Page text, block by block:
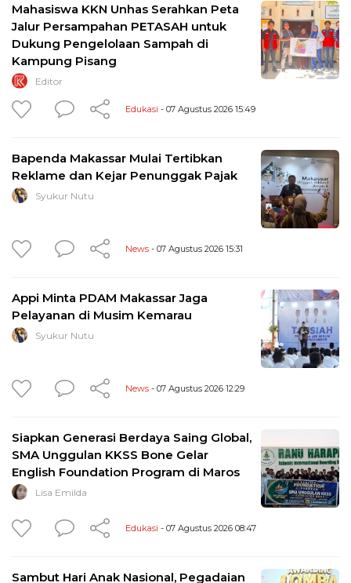
Mahasiswa KKN Unhas Serahkan Peta
Jalur Persampahan PETASAH untuk
Dukung Pengelolaan Sampah di
Kampung Pisang
Editor
Edukasi - 07 Agustus 2026 15:49
Bapenda Makassar Mulai Tertibkan
Reklame dan Kejar Penunggak Pajak
Syukur Nutu
News - 07 Agustus 2026 15:31
Appi Minta PDAM Makassar Jaga
Pelayanan di Musim Kemarau
Syukur Nutu
News - 07 Agustus 2026 12:29
Siapkan Generasi Berdaya Saing Global,
SMA Unggulan KKSS Bone Gelar
English Foundation Program di Maros
Lisa Emilda
Edukasi - 07 Agustus 2026 08:47
Sambut Hari Anak Nasional, Pegadaian